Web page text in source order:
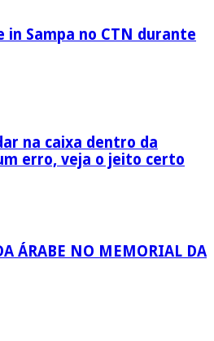
in Sampa no CTN durante
na caixa dentro da
erro, veja o jeito certo
ÁRABE NO MEMORIAL DA